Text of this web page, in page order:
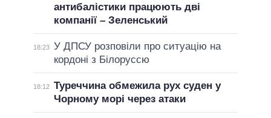
антибалістики працюють дві
компанії – Зеленський
18:23 У ДПСУ розповіли про ситуацію на
кордоні з Білоруссю
18:12 Туреччина обмежила рух суден у
Чорному морі через атаки